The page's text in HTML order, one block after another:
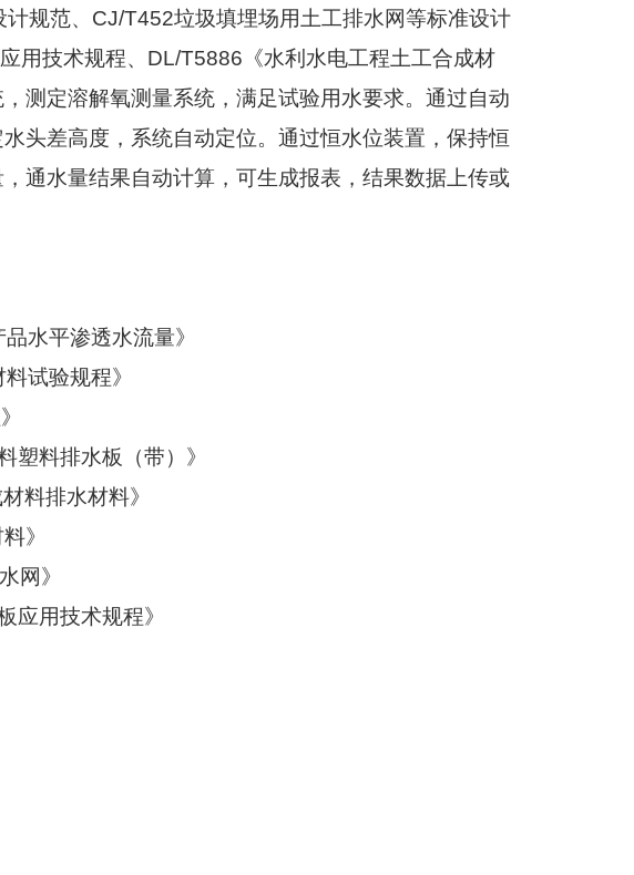
规范、 CJ/T452垃圾填埋场用土工排水网等标准设计
用技术规程、 DL/T5886 《水利水电工程土工合成材
测定溶解氧测量系统，满足试验用水要求。通过自动
头差高度，系统自动定位。通过恒水位装置，保持恒
通水量结果自动计算，可生成报表，结果数据上传或
水平渗透水流量》
试验规程》
塑料排水板（带）》
料排水材料》
》
网》
应用技术规程》